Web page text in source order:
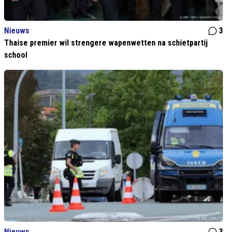
Nieuws
3
Thaise premier wil strengere wapenwetten na schietpartij
school